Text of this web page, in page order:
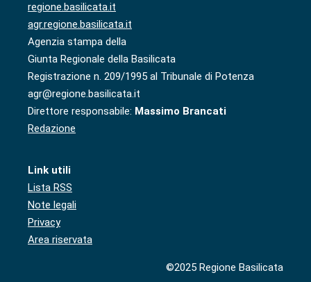
regione.basilicata.it
agr.regione.basilicata.it
Agenzia stampa della
Giunta Regionale della Basilicata
Registrazione n. 209/1995 al Tribunale di Potenza
agr@regione.basilicata.it
Direttore responsabile: Massimo Brancati
Redazione
Link utili
Lista RSS
Note legali
Privacy
Area riservata
©2025 Regione Basilicata